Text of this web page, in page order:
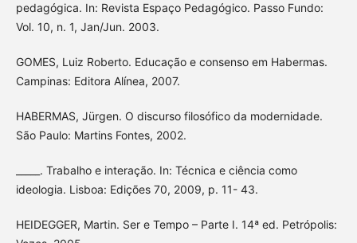
pedagógica. In: Revista Espaço Pedagógico. Passo Fundo:
Vol. 10, n. 1, Jan/Jun. 2003.
GOMES, Luiz Roberto. Educação e consenso em Habermas.
Campinas: Editora Alínea, 2007.
HABERMAS, Jürgen. O discurso filosófico da modernidade.
São Paulo: Martins Fontes, 2002.
_____. Trabalho e interação. In: Técnica e ciência como
ideologia. Lisboa: Edições 70, 2009, p. 11- 43.
HEIDEGGER, Martin. Ser e Tempo – Parte I. 14ª ed. Petrópolis: